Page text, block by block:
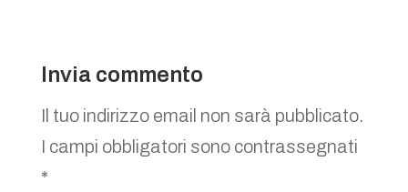
Invia commento
Il tuo indirizzo email non sarà pubblicato.
I campi obbligatori sono contrassegnati
*